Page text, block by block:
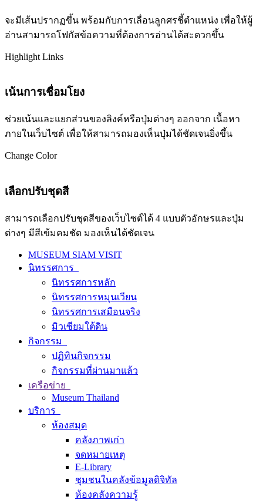
จะมีเส้นปรากฏขึ้น พร้อมกับการเลื่อนลูกศรชี้ตำแหน่ง เพื่อให้ผู้
อ่านสามารถโฟกัสข้อความที่ต้องการอ่านได้สะดวกขึ้น
Highlight Links
เน้นการเชื่อมโยง
ช่วยเน้นและแยกส่วนของลิงค์หรือปุ่มต่างๆ ออกจาก เนื้อหา
ภายในเว็บไซต์ เพื่อให้สามารถมองเห็นปุ่มได้ชัดเจนยิ่งขึ้น
Change Color
เลือกปรับชุดสี
สามารถเลือกปรับชุดสีของเว็บไซต์ได้ 4 แบบตัวอักษรและปุ่ม
ต่างๆ มีสีเข้มคมชัด มองเห็นได้ชัดเจน
MUSEUM SIAM VISIT
นิทรรศการ
นิทรรศการหลัก
นิทรรศการหมุนเวียน
นิทรรศการเสมือนจริง
มิวเซียมใต้ดิน
กิจกรรม
ปฏิทินกิจกรรม
กิจกรรมที่ผ่านมาแล้ว
เครือข่าย
Museum Thailand
บริการ
ห้องสมุด
คลังภาพเก่า
จดหมายเหตุ
E-Library
ชุมชนในคลังข้อมูลดิจิทัล
ห้องคลังความรู้